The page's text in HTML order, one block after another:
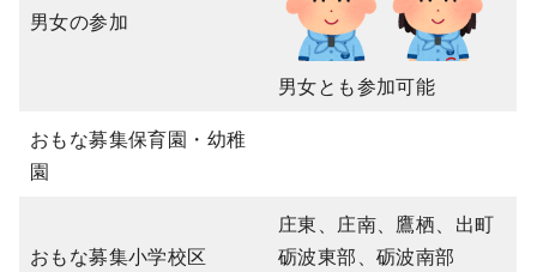
男女の参加
男女とも参加可能
おもな募集保育園・幼稚
園
おもな募集小学校区
庄東、庄南、鷹栖、出町
砺波東部、砺波南部